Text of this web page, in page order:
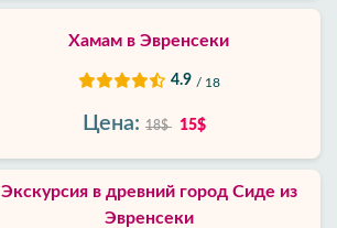
Хамам в Эвренсеки
4.9 / 18
Цена: 18$ 15$
Экскурсия в древний город Сиде из
Эвренсеки